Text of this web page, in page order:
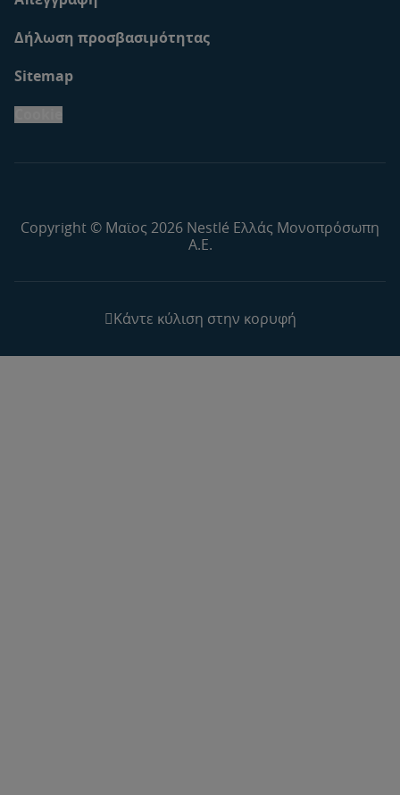
Δήλωση προσβασιμότητας
Sitemap
Copyright © Μαϊος 2026 Nestlé Ελλάς Μονοπρόσωπη
Α.Ε.
Κάντε κύλιση στην κορυφή